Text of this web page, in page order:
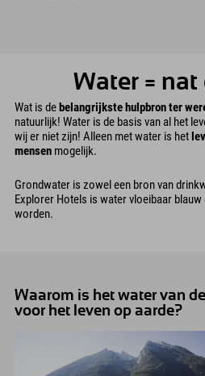
Water = nat
Wat is de belangrijkste hulpbron ter
natuurlijk! Water is de basis van al het
wij er niet zijn! Alleen met water is het
mensen mogelijk.
Grondwater is zowel een bron van
Explorer Hotels is water vloeibaar
worden.
Waarom is het water van
voor het leven op aarde?